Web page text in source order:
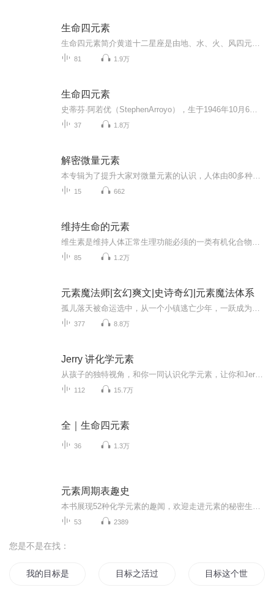
生命四元素
81 1.9万
生命四元素
37 1.8万
解密微量元素
15 662
维持生命的元素
85 1.2万
元素魔法师|玄幻爽文|史诗奇幻|元素魔法体系
377 8.8万
Jerry 讲化学元素
112 15.7万
全｜生命四元素
36 1.3万
元素周期表趣史
53 2389
您是不是在找：
我的目标是征途天下 目标之活过十八岁 目标这个世界